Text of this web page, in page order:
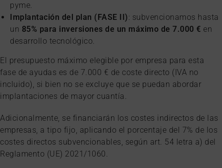
pyme.
Implantación del plan (FASE II): subvencionamos hasta
un 85% para inversiones de un máximo de 7.000 € en
desarrollo tecnológico.
El presupuesto máximo elegible por empresa para esta
fase de ayudas es de 7.000 € de coste directo (IVA no
incluido), si bien no se excluye que se puedan abordar
implantaciones de mayor cuantía.
Adicionalmente, se financiarán los costes indirectos de las
empresas, a tipo fijo, aplicando el porcentaje del 7% de los
costes directos subvencionables, según art. 54 letra a) del
Reglamento (UE) 2021/1060.